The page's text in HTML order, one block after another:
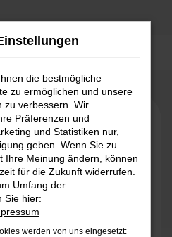
die bestmögliche
zu ermöglichen und unsere
zu verbessern. Wir
Präferenzen und
und Statistiken nur,
geben. Wenn Sie zu
Ihre Meinung ändern, können
für die Zukunft widerrufen.
Umfang der
Sie hier:
werden von uns eingesetzt: